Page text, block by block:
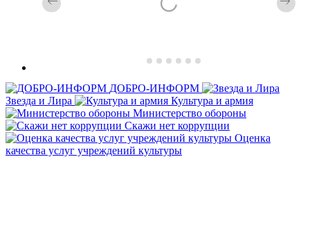
ДОБРО-ИНФОРМ
Звезда и Лира
Культура и армия
Министерство обороны
Скажи нет коррупции
Оценка
качества услуг учреждений культуры